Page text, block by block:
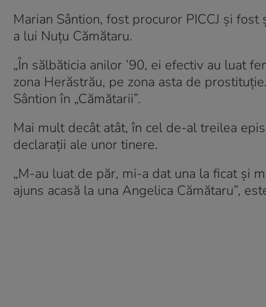
Marian Sântion, fost procuror PICCJ și
a lui Nuțu Cămătaru.
„În sălbăticia anilor ’90, ei efectiv au luat
zona Herăstrău, pe zona asta de
Sântion în „Cămătarii”.
Mai mult decât atât, în cel de-al treilea
declarații ale unor tinere.
„M-au luat de păr, mi-a dat una la ficat și
ajuns acasă la una Angelica Cămătaru”,